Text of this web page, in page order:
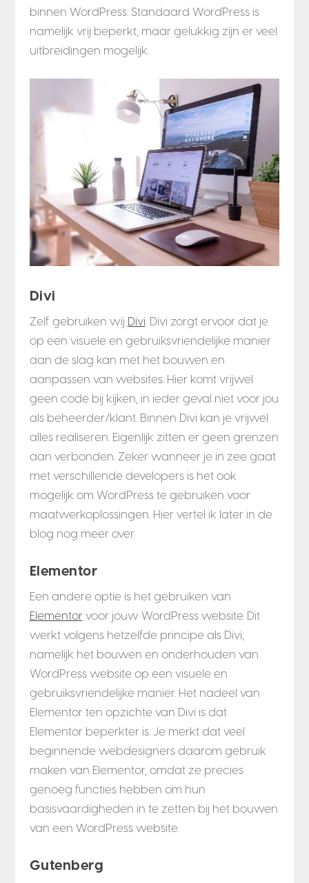
binnen WordPress. Standaard WordPress is
namelijk vrij beperkt, maar gelukkig zijn er veel
uitbreidingen mogelijk.
Divi
Zelf gebruiken wij Divi . Divi zorgt ervoor dat je
op een visuele en gebruiksvriendelijke manier
aan de slag kan met het bouwen en
aanpassen van websites. Hier komt vrijwel
geen code bij kijken, in ieder geval niet voor jou
als beheerder/klant. Binnen Divi kan je vrijwel
alles realiseren. Eigenlijk zitten er geen grenzen
aan verbonden. Zeker wanneer je in zee gaat
met verschillende developers is het ook
mogelijk om WordPress te gebruiken voor
maatwerkoplossingen. Hier vertel ik later in de
blog nog meer over.
Elementor
Een andere optie is het gebruiken van
Elementorvoor jouw WordPress website. Dit
werkt volgens hetzelfde principe als Divi,
namelijk het bouwen en onderhouden van
WordPress website op een visuele en
gebruiksvriendelijke manier. Het nadeel van
Elementor ten opzichte van Divi is dat
Elementor beperkter is. Je merkt dat veel
beginnende webdesigners daarom gebruik
maken van Elementor, omdat ze precies
genoeg functies hebben om hun
basisvaardigheden in te zetten bij het bouwen
van een WordPress website.
Gutenberg